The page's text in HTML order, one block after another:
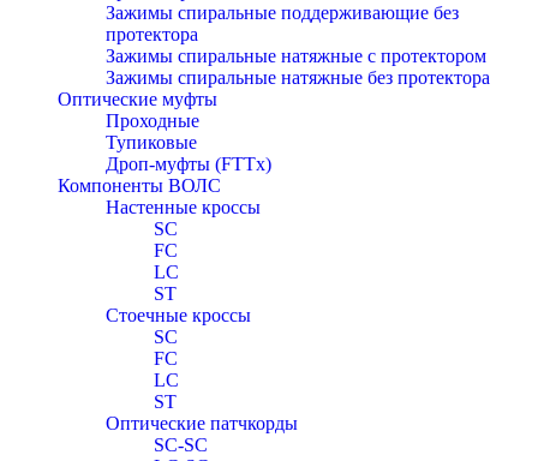
Зажимы спиральные поддерживающие без
протектора
Зажимы спиральные натяжные с протектором
Зажимы спиральные натяжные без протектора
Оптические муфты
Проходные
Тупиковые
Дроп-муфты (FTTx)
Компоненты ВОЛС
Настенные кроссы
SC
FC
LC
ST
Стоечные кроссы
SC
FC
LC
ST
Оптические патчкорды
SC-SC